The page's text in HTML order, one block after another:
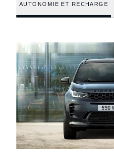
AUTONOMIE ET RECHARGE